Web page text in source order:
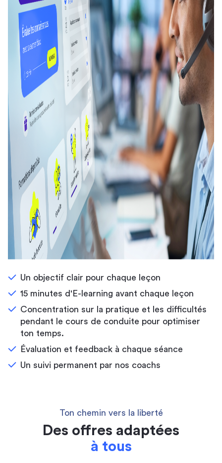
Un objectif clair pour chaque leçon
15 minutes d'E-learning avant chaque leçon
Concentration sur la pratique et les difficultés
pendant le cours de conduite pour optimiser
ton temps.
Évaluation et feedback à chaque séance
Un suivi permanent par nos coachs
Ton chemin vers la liberté
Des offres adaptées
à tous